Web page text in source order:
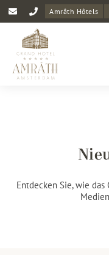
Amrâth Hôtels
Entdecken Sie, wie